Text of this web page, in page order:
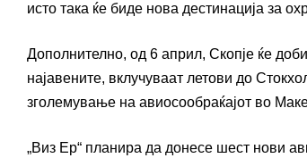
исто така ќе биде нова дестинација за
Дополнително, од 6 април, Скопје ќе
најавените, вклучуваат летови до
зголемување на авиосообраќајот во
„Виз Ер“ планира да донесе шест нови